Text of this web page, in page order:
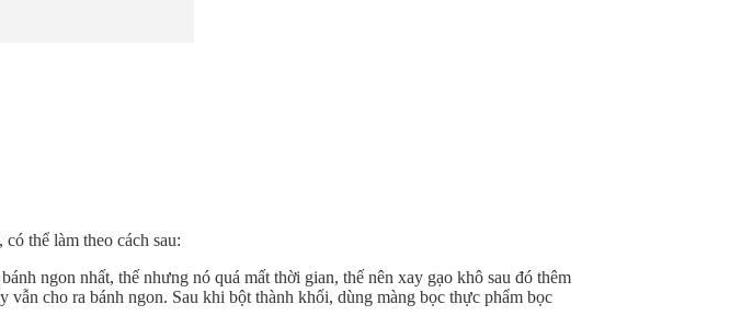
thể làm theo cách sau:
ngon nhất, thế nhưng nó quá mất thời gian, thế nên xay gạo khô sau đó thêm
cho ra bánh ngon. Sau khi bột thành khối, dùng màng bọc thực phẩm bọc